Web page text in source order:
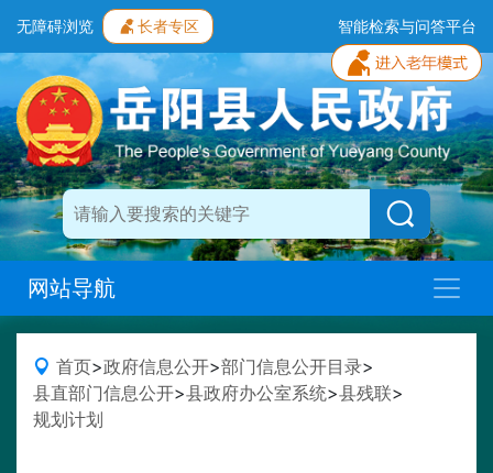
无障碍浏览 长者专区 智能检索与问答平台
网站导航
首页>政府信息公开>部门信息公开目录>
县直部门信息公开>县政府办公室系统>县残联>
规划计划